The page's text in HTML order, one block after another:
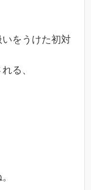
をうけた初対
る、